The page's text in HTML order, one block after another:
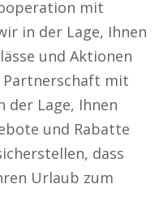
mit
in der Lage, Ihnen
und Aktionen
Partnerschaft mit
der Lage, Ihnen
und Rabatte
dass
Urlaub zum